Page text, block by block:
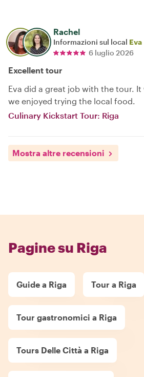
Rachel
Informazioni sul local Eva
6 luglio 2026
Excellent tour
Eva did a great job with the tour.
we enjoyed trying the local food.
Culinary Kickstart Tour: Riga
Mostra altre recensioni
Pagine su Riga
Guide a Riga Tour a Riga
Tour gastronomici a Riga
Tours Delle Città a Riga